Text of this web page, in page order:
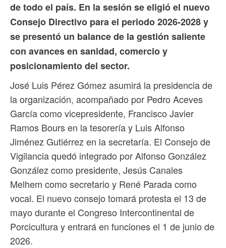
de todo el país. En la sesión se eligió el nuevo
Consejo Directivo para el periodo 2026-2028 y
se presentó un balance de la gestión saliente
con avances en sanidad, comercio y
posicionamiento del sector.
José Luis Pérez Gómez asumirá la presidencia de
la organización, acompañado por Pedro Aceves
García como vicepresidente, Francisco Javier
Ramos Bours en la tesorería y Luis Alfonso
Jiménez Gutiérrez en la secretaría. El Consejo de
Vigilancia quedó integrado por Alfonso González
González como presidente, Jesús Canales
Melhem como secretario y René Parada como
vocal. El nuevo consejo tomará protesta el 13 de
mayo durante el Congreso Intercontinental de
Porcicultura y entrará en funciones el 1 de junio de
2026.